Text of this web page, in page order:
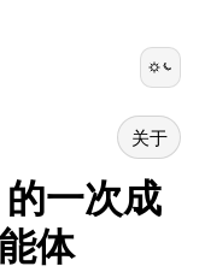
关于
一次成
体